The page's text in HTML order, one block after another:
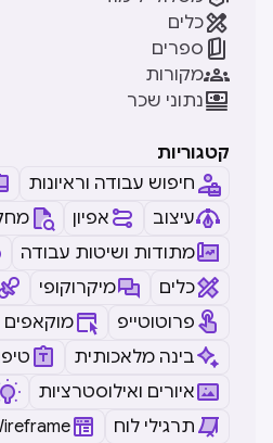
כלים
ספרים 
מקורות
נתוני שכר
קטגוריות
חיפוש עבודה וראיונות
עיצוב
אפיון
מתודות ושיטות עבודה
כלים
מיקרוקופי
פרוטוטייפ
מוקאפים
בינה מלאכותית
איורים ואילוסטרציות
תרגילי לוח